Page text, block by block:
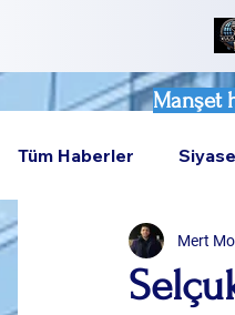
Manşet
Tüm Haberler
Teknoloji Mert